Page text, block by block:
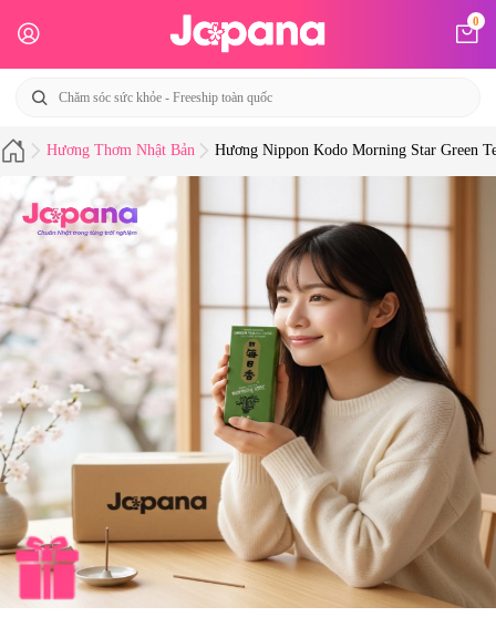
0
Hương Thơm Nhật Bản Hương Nippon Kodo Morning Star Green